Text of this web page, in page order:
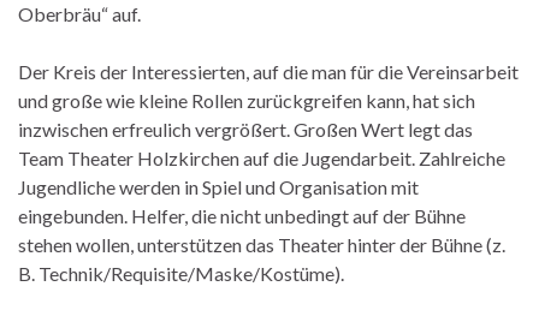
Oberbräu“ auf.
Der Kreis der Interessierten, auf die man für die Vereinsarbeit
und große wie kleine Rollen zurückgreifen kann, hat sich
inzwischen erfreulich vergrößert. Großen Wert legt das
Team Theater Holzkirchen auf die Jugendarbeit. Zahlreiche
Jugendliche werden in Spiel und Organisation mit
eingebunden. Helfer, die nicht unbedingt auf der Bühne
stehen wollen, unterstützen das Theater hinter der Bühne (z.
B. Technik/Requisite/Maske/Kostüme).